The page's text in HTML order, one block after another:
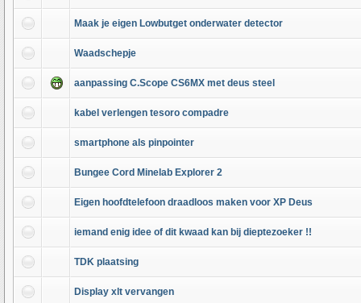
Maak je eigen Lowbutget onderwater detector
Waadschepje
aanpassing C.Scope CS6MX met deus steel
kabel verlengen tesoro compadre
smartphone als pinpointer
Bungee Cord Minelab Explorer 2
Eigen hoofdtelefoon draadloos maken voor XP Deus
iemand enig idee of dit kwaad kan bij dieptezoeker !!
TDK plaatsing
Display xlt vervangen